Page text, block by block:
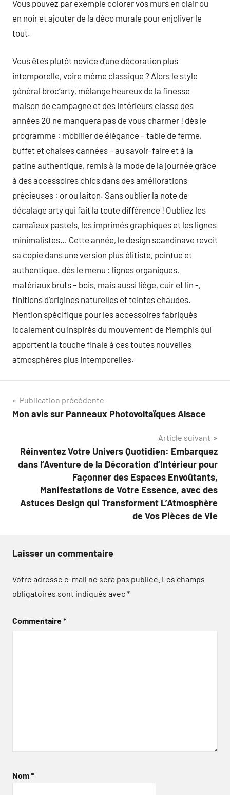
Vous pouvez par exemple colorer vos murs en clair ou
en noir et ajouter de la déco murale pour enjoliver le
tout.
Vous êtes plutôt novice d’une décoration plus
intemporelle, voire même classique ? Alors le style
général broc’arty, mélange heureux de la finesse
maison de campagne et des intérieurs classe des
années 20 ne manquera pas de vous charmer ! dès le
programme : mobilier de élégance – table de ferme,
buffet et chaises cannées – au savoir-faire et à la
patine authentique, remis à la mode de la journée grâce
à des accessoires chics dans des améliorations
précieuses : or ou laiton. Sans oublier la note de
décalage arty qui fait la toute différence ! Oubliez les
camaïeux pastels, les imprimés graphiques et les lignes
minimalistes… Cette année, le design scandinave revoit
sa copie dans une version plus élitiste, pointue et
authentique. dès le menu : lignes organiques,
matériaux bruts – bois, mais aussi liège, cuir et lin -,
finitions d’origines naturelles et teintes chaudes.
Mention spécifique pour les accessoires fabriqués
localement ou inspirés du mouvement de Memphis qui
apportent la touche finale à ces toutes nouvelles
atmosphères plus intemporelles.
Navigation
de
Publication précédente
Mon avis sur Panneaux Photovoltaïques Alsace
Article suivant
Réinventez Votre Univers Quotidien: Embarquez
dans l’Aventure de la Décoration d’Intérieur pour
Façonner des Espaces Envoûtants,
Manifestations de Votre Essence, avec des
Astuces Design qui Transforment L’Atmosphère
de Vos Pièces de Vie
Laisser un commentaire
Votre adresse e-mail ne sera pas publiée. Les champs
obligatoires sont indiqués avec*
Commentaire*
Nom*